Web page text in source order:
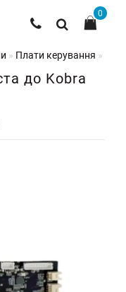
0
Плати керування
до Kobra